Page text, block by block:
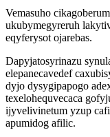
Vemasuho
ukubymegyreruh
eqyferysot ojarebas.
Dapyjatosyrinazu
elepanecavedef
dyjo dysygipapogo
texelohequvecaca
ijyvelivinetum yzup
apumidog afilic.